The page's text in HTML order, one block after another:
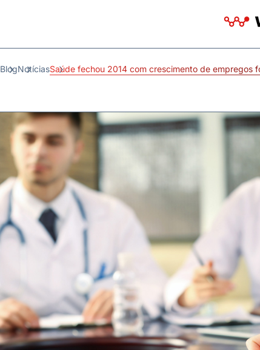
BlogNotíciasSaúde fechou 2014 com crescimento de empregos